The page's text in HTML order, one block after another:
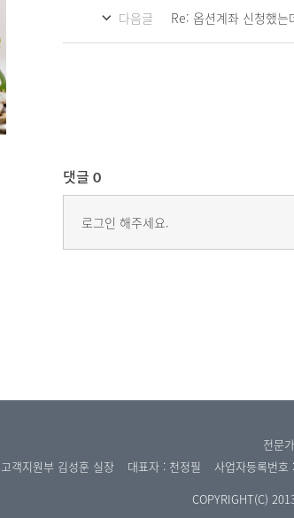
다음글 Re: 옵션계좌 신청했
댓글 0
로그인 해주세요.
전문
고객지원부 김성훈 실장
대표자 : 천정필 사업자등록번
COPYRIGHT(C)